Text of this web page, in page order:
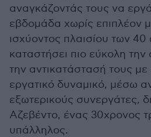
αναγκάζοντάς τους να
εβδομάδα χωρίς επιπλέον
ισχύοντος πλαισίου των
καταστήσει πιο εύκολη
την αντικατάστασή τους
εργατικό δυναμικό, μέσω
εξωτερικούς συνεργάτες,
Αζεβέντο, ένας 30χρονος
υπάλληλος.